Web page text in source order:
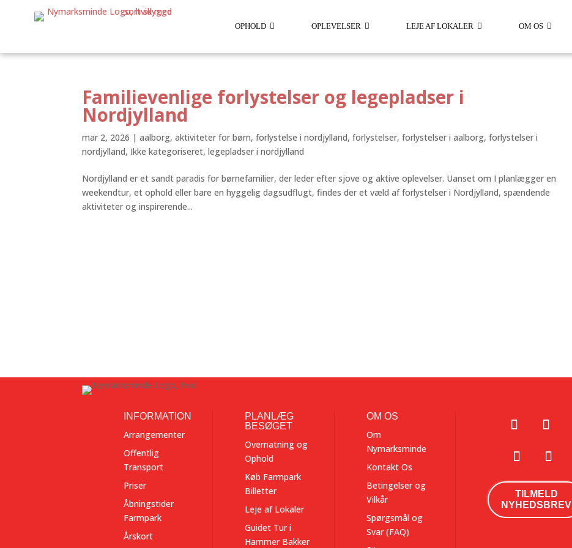
OPHOLD OPLEVELSER LEJE AF LOKALER OM OS
Familievenlige forlystelser og legepladser i
Nordjylland
mar 2, 2026 |aalborg,aktiviteter for børn,forlystelse i nordjylland,forlystelser,forlystelser i aalborg,forlystelser i
nordjylland, Ikke kategoriseret,legepladser i nordjylland
Nordjylland er et sandt paradis for børnefamilier, der leder efter sjove og aktive oplevelser. Uanset om I planlægger en
weekendtur, et ophold eller bare en hyggelig dagsudflugt, findes der et væld af forlystelser i Nordjylland, spændende
aktiviteter og inspirerende...
INFORMATION
Arrangementer
Offentlig
Transport
Priser
Åbningstider
Farmpark
Årskort
PLANLÆG
BESØGET
Overnatning og
Ophold
Køb Farmpark
Billetter
Leje af Lokaler
Guidet Tur i
Hammer Bakker
OM OS
Om
Nymarksminde
Kontakt Os
Betingelser og
Vilkår
Spørgsmål og
Svar (FAQ)
TILMELD
NYHEDSBREV